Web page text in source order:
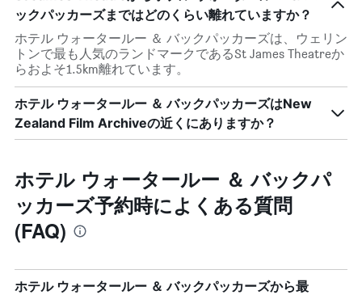
ックパッカーズまではどのくらい離れていますか？
ホテル ウォータールー ＆ バックパッカーズは、ウェリン
トンで最も人気のランドマークであるSt James Theatreか
らおよそ1.5km離れています。
ホテル ウォータールー ＆ バックパッカーズはNew
Zealand Film Archiveの近くにありますか？
ホテル ウォータールー ＆ バックパ
ッカーズ予約時によくある質問
(FAQ)
ホテル ウォータールー ＆ バックパッカーズから最